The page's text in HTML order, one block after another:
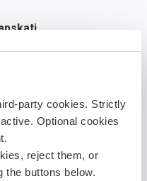
party cookies. Strictly
Optional cookies
reject them, or
the buttons below.
pirms
jāpārbauda attiecīgā
atbildības
spēkā esamība. Ja
tehniskā apskate